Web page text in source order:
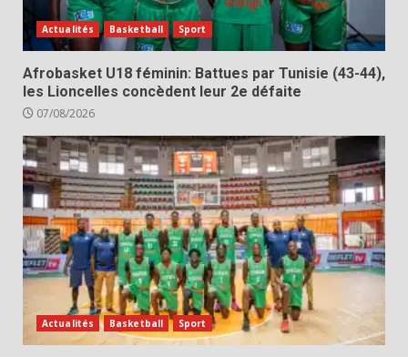
Actualités Basketball Sport
Afrobasket U18 féminin: Battues par Tunisie (43-44),
les Lioncelles concèdent leur 2e défaite
07/08/2026
Actualités Basketball Sport